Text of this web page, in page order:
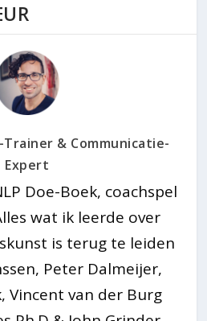
& Communicatie-
Expert
Doe-Boek, coachspel
wat ik leerde over
is terug te leiden
Peter Dalmeijer,
Vincent van der Burg